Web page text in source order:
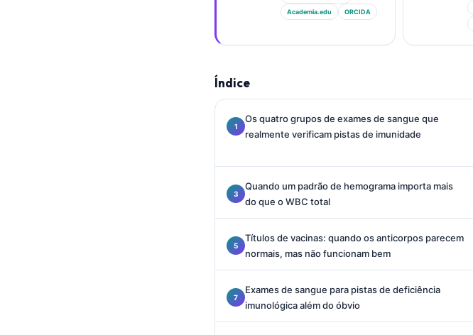
Academia.edu ORCIDA
Índice
Os quatro grupos de exames de sangue que
realmente verificam pistas de imunidade
Quando um padrão de hemograma importa mais
do que o WBC total
Títulos de vacinas: quando os anticorpos parecem
normais, mas não funcionam bem
Exames de sangue para pistas de deficiência
imunológica além do óbvio